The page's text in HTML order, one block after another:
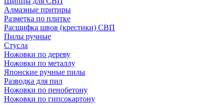
Алмазные притиры
Разметка по плитке
Расшифка швов (крестики) СВП
Пилы ручные
Стусла
Ножовки по дереву
Ножовки по металлу
Японские ручные пилы
Разводка для пил
Ножовки по пенобетону
Ножовки по гипсокартону